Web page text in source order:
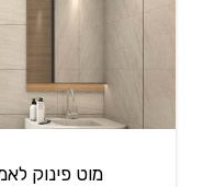
מוט פינוק